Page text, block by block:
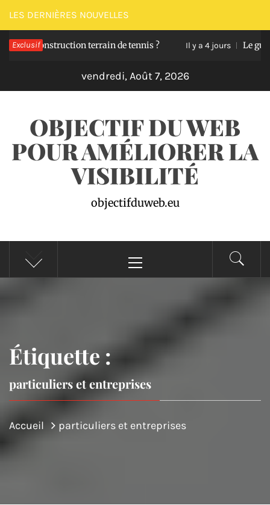
Passer
au
contenu
LES DERNIÈRES NOUVELLES
Exclusif
construction terrain de tennis ? Il y a 4 jours Le guide
vendredi, Août 7, 2026
OBJECTIF DU WEB
POUR AMÉLIORER LA
VISIBILITÉ
objectifduweb.eu
principal
Étiquette :
particuliers et entreprises
Accueil particuliers et entreprises